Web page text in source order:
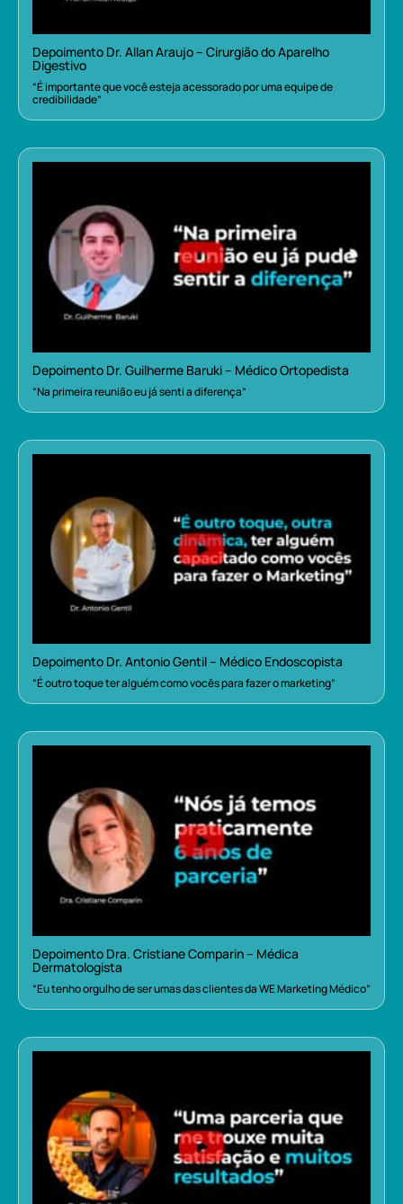
Depoimento Dr. Allan Araujo – Cirurgião do Aparelho
Digestivo
“É importante que você esteja acessorado por uma equipe de
credibilidade”
Depoimento Dr. Guilherme Baruki – Médico Ortopedista
“Na primeira reunião eu já senti a diferença”
Depoimento Dr. Antonio Gentil – Médico Endoscopista
“É outro toque ter alguém como vocês para fazer o marketing”
Depoimento Dra. Cristiane Comparin – Médica
Dermatologista
“Eu tenho orgulho de ser umas das clientes da WE Marketing Médico”